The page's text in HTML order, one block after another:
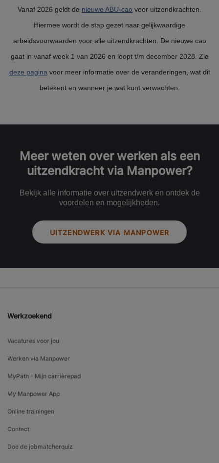
Vanaf 2026 geldt de nieuwe ABU-cao voor uitzendkrachten.
Hiermee wordt de stap gezet naar gelijkwaardige
arbeidsvoorwaarden voor alle uitzendkrachten. De nieuwe cao
gaat in vanaf week 1 van 2026 en loopt t/m december 2028. Zie
deze pagina voor meer informatie over de veranderingen, wat dit
betekent en wanneer je wat kunt verwachten.
Meer weten over werken als een
uitzendkracht via Manpower?
Bekijk alle informatie over uitzendwerk en ontdek de
voordelen en mogelijkheden.
UITZENDWERK VIA MANPOWER
Werkzoekend
Vacatures voor jou
Werken via Manpower
MyPath - Mijn carrièrepad
My Manpower App
Online trainingen
Contact
Doe de jobmatcherquiz